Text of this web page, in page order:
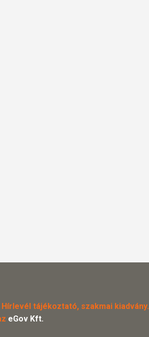
Hírlevél tájékoztató, szakmai kiadvány.
eGov Kft.